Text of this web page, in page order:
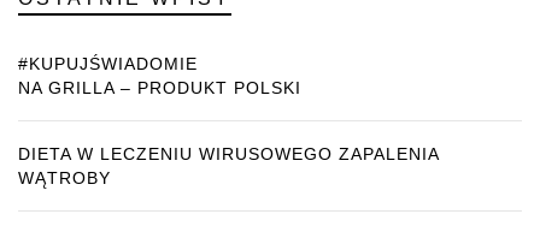
#KUPUJŚWIADOMIE
NA GRILLA – PRODUKT POLSKI
DIETA W LECZENIU WIRUSOWEGO ZAPALENIA
WĄTROBY